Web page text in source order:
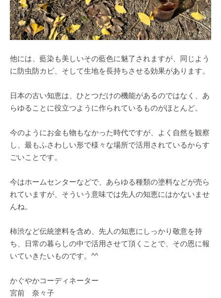
他には、藍染も美しいその藍色に魅了されますが、同じよう
に防虫防カビ、そして生地を長持ちさせる効果があります。
日本の古い知恵は、ひとつだけの機能があるのではなく、あ
らゆることに役立つように作られているものがほとんど。
今のようにお金も物もなかった時代ですが、よく自然を観察
し、最もふさわしい形で様々な場所で活用されているからす
ごいことです。
今はホームセンターなどで、あらゆる種類の塗料などが売ら
れていますが、そういう意味では先人の知恵にはかないませ
んね。
柿渋など伝統塗料を含め、先人の知恵にしっかり敬意を持
ち、日常の暮らしの中で活用させて頂くことで、その恩に報
いていきたいものです。^^
かぐやかコーディネーター
宮前 奈々子